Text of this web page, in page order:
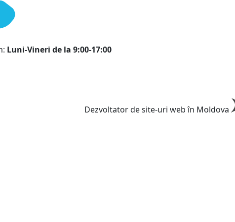
Luni-Vineri de la 9:00-17:00
Dezvoltator de site-uri web în Moldova